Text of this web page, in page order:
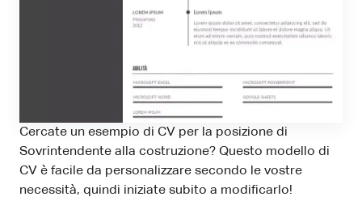
Cercate un esempio di CV per la posizione di
Sovrintendente alla costruzione? Questo modello di
CV è facile da personalizzare secondo le vostre
necessità, quindi iniziate subito a modificarlo!